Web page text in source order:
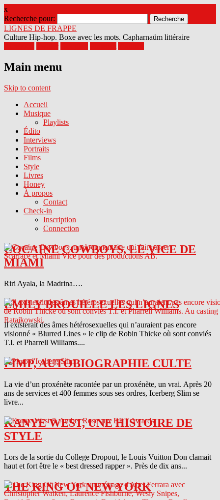
x
Recherche pour:
LIGNES DE FRAPPE
Culture Hip-hop. Boxe avec les mots. Capharnaüm littéraire
Main menu
Skip to content
Accueil
Musique
Playlists
Édito
Interviews
Portraits
Films
Style
Livres
Honey
À propos
Contact
Check-in
Inscription
Connection
COCAINE COWBOYS, LE VICE DE
MIAMI
Riri Ayala, la Madrina….
EMILY BROUILLE LES LIGNES
Il existerait des âmes hétérosexuelles qui n’auraient pas encore
visionné « Blurred Lines » le clip de Robin Thicke où sont conviés
T.I. et Pharrell Williams....
PIMP, AUTOBIOGRAPHIE CULTE
La vie d’un proxénète racontée par un proxénète, un vrai. Après 20
ans de services et 400 femmes sous ses ordres, Icerberg Slim se
livre...
KANYE WEST, UNE HISTOIRE DE
STYLE
Lors de la sortie du College Dropout, le Louis Vuitton Don clamait
haut et fort être le « best dressed rapper ». Près de dix ans...
THE KING OF NEW YORK